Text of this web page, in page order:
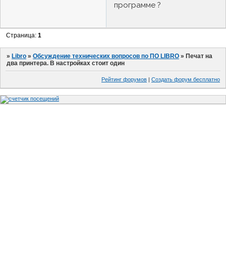
программе ?
Страница:1
» Libro »Обсуждение технических вопросов по ПО LIBRO » Печат на
два принтера. В настройках стоит один
Рейтинг форумов | Создать форум бесплатно